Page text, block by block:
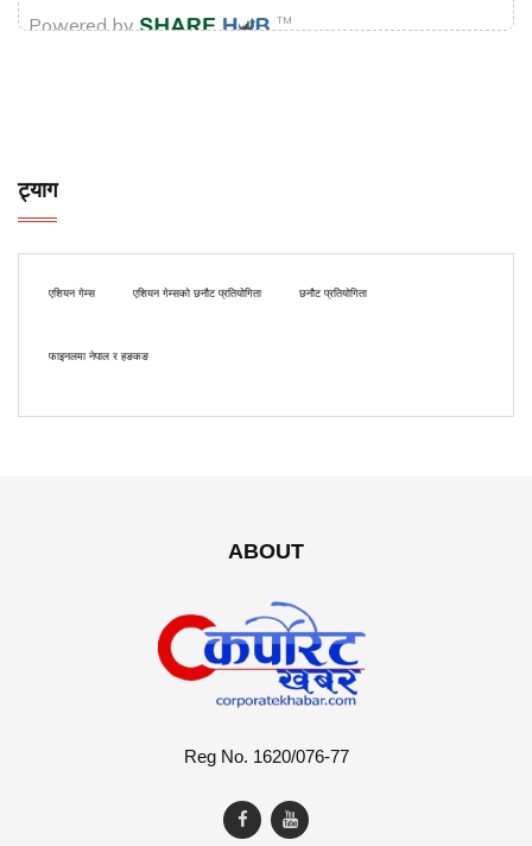
ट्याग
एशियन गेम्स एशियन गेम्सको छनौट प्रतियोगिता छनौट प्रतियोगिता
फाइनलमा नेपाल र हङकङ
ABOUT
Reg No. 1620/076-77